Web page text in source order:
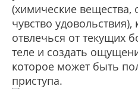
(химические вещества,
чувство
отвлечься от текущих
теле и создать
которое может быть
приступа.